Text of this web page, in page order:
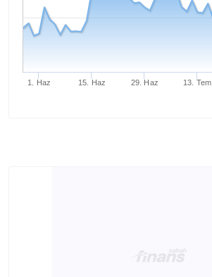
1. Haz 15. Haz 29. Haz 13. Tem